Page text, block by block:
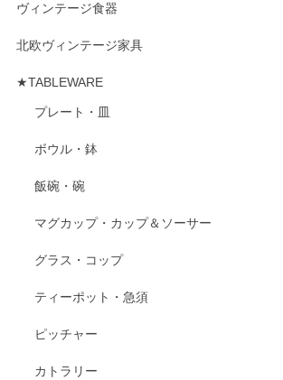
ヴィンテージ食器
北欧ヴィンテージ家具
★TABLEWARE
プレート・皿
ボウル・鉢
飯碗・碗
マグカップ・カップ＆ソーサー
グラス・コップ
ティーポット・急須
ピッチャー
カトラリー